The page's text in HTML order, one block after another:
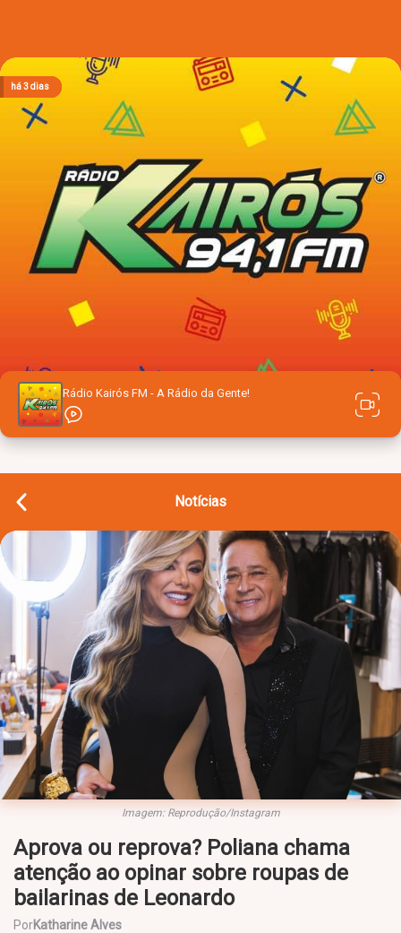
Rádio Kairós FM - A Rádio da Gente!
Notícias
Imagem: Reprodução/Instagram
Aprova ou reprova? Poliana chama
atenção ao opinar sobre roupas de
bailarinas de Leonardo
PorKatharine Alves
há 3 horas
há 3 horas
há 3 horas
há 3 dias
há 3 dias